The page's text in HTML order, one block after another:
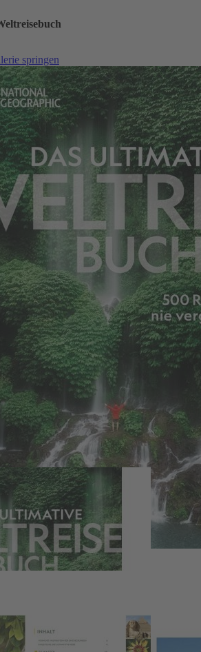
springen
springen
Weltreisebuch
werden
Abonnenten
Ziele zusammengestellt von National